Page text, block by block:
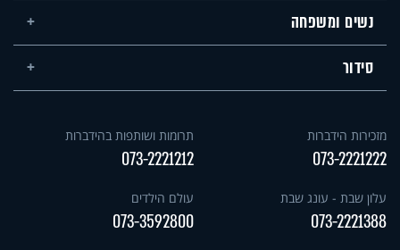
נשים ומשפחה
סידור
מזכירות הידברות
073-2221222
תרומות ושותפות בהידברות
073-2221212
עלון שבת - עונג שבת
073-2221388
עולם הילדים
073-3592800